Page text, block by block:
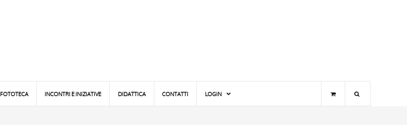
FOTOTECA INCONTRI E INIZIATIVE DIDATTICA CONTATTI LOGIN